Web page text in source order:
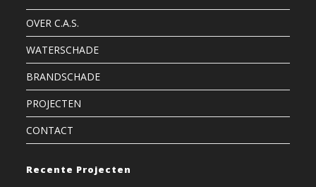
OVER C.A.S.
WATERSCHADE
BRANDSCHADE
PROJECTEN
CONTACT
Recente Projecten